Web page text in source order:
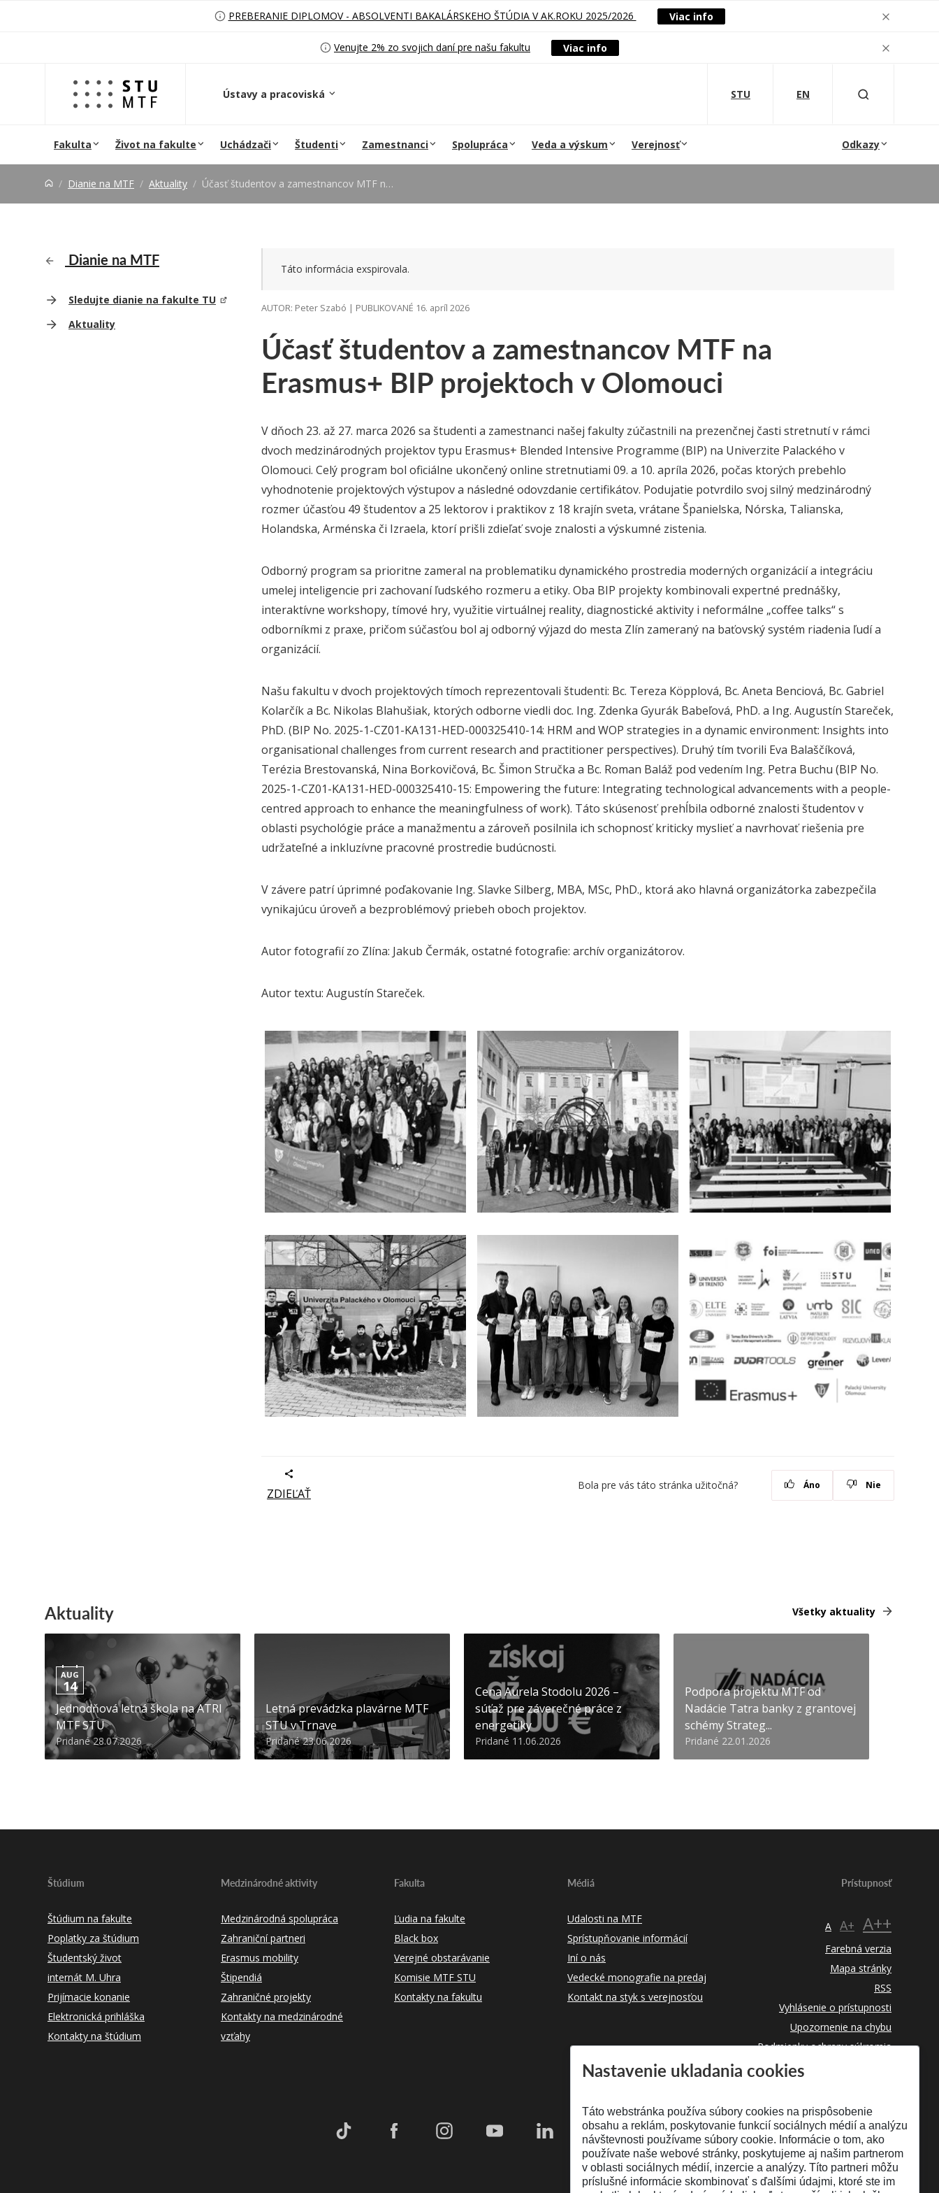
PREBERANIE DIPLOMOV - ABSOLVENTI BAKALÁRSKEHO ŠTÚDIA V AK.ROKU 2025/2026 Viac info
Venujte 2% zo svojich daní pre našu fakultu Viac info
Ústavy a pracoviská STU EN
Fakulta Život na fakulte Uchádzači Študenti Zamestnanci Spolupráca Veda a výskum Verejnosť Odkazy
Dianie na MTF Aktuality Účasť študentov a zamestnancov MTF na Erasmus+ BIP projektoch v Olomouci
Dianie na MTF
Sledujte dianie na fakulte TU
Aktuality
Účasť študentov a zamestnancov MTF na
Erasmus+ BIP projektoch v Olomouci
Táto informácia exspirovala.
AUTOR: Peter Szabó | PUBLIKOVANÉ 16. apríl 2026
V dňoch 23. až 27. marca 2026 sa študenti a zamestnanci našej fakulty zúčastnili na prezenčnej časti stretnutí v rámci
dvoch medzinárodných projektov typu Erasmus+ Blended Intensive Programme (BIP) na Univerzite Palackého v
Olomouci. Celý program bol oficiálne ukončený online stretnutiami 09. a 10. apríla 2026, počas ktorých prebehlo
vyhodnotenie projektových výstupov a následné odovzdanie certifikátov. Podujatie potvrdilo svoj silný medzinárodný
rozmer účasťou 49 študentov a 25 lektorov i praktikov z 18 krajín sveta, vrátane Španielska, Nórska, Talianska,
Holandska, Arménska či Izraela, ktorí prišli zdieľať svoje znalosti a výskumné zistenia.
Odborný program sa prioritne zameral na problematiku dynamického prostredia moderných organizácií a integráciu
umelej inteligencie pri zachovaní ľudského rozmeru a etiky. Oba BIP projekty kombinovali expertné prednášky,
interaktívne workshopy, tímové hry, využitie virtuálnej reality, diagnostické aktivity i neformálne „coffee talks“ s
odborníkmi z praxe, pričom súčasťou bol aj odborný výjazd do mesta Zlín zameraný na baťovský systém riadenia ľudí a
organizácií.
Našu fakultu v dvoch projektových tímoch reprezentovali študenti: Bc. Tereza Köpplová, Bc. Aneta Benciová, Bc. Gabriel
Kolarčík a Bc. Nikolas Blahušiak, ktorých odborne viedli doc. Ing. Zdenka Gyurák Babeľová, PhD. a Ing. Augustín Stareček,
PhD. (BIP No. 2025-1-CZ01-KA131-HED-000325410-14: HRM and WOP strategies in a dynamic environment: Insights into
organisational challenges from current research and practitioner perspectives). Druhý tím tvorili Eva Balaščíková,
Terézia Brestovanská, Nina Borkovičová, Bc. Šimon Stručka a Bc. Roman Baláž pod vedením Ing. Petra Buchu (BIP No.
2025-1-CZ01-KA131-HED-000325410-15: Empowering the future: Integrating technological advancements with a people-
centred approach to enhance the meaningfulness of work). Táto skúsenosť prehĺbila odborné znalosti študentov v
oblasti psychológie práce a manažmentu a zároveň posilnila ich schopnosť kriticky myslieť a navrhovať riešenia pre
udržateľné a inkluzívne pracovné prostredie budúcnosti.
V závere patrí úprimné poďakovanie Ing. Slavke Silberg, MBA, MSc, PhD., ktorá ako hlavná organizátorka zabezpečila
vynikajúcu úroveň a bezproblémový priebeh oboch projektov.
Autor fotografií zo Zlína: Jakub Čermák, ostatné fotografie: archív organizátorov.
Autor textu: Augustín Stareček.
ZDIEĽAŤ
Bola pre vás táto stránka užitočná? Áno Nie
Aktuality Všetky aktuality
AUG
14
Jednodňová letná škola na ATRI
MTF STU
Pridané 28.07.2026
Letná prevádzka plavárne MTF
STU v Trnave
Pridané 23.06.2026
Cena Aurela Stodolu 2026 –
súťaž pre záverečné práce z
energetiky
Pridané 11.06.2026
Podpora projektu MTF od
Nadácie Tatra banky z grantovej
schémy Strateg...
Pridané 22.01.2026
Štúdium
Štúdium na fakulte
Poplatky za štúdium
Študentský život
internát M. Uhra
Prijímacie konanie
Elektronická prihláška
Kontakty na štúdium
Medzinárodné aktivity
Medzinárodná spolupráca
Zahraniční partneri
Erasmus mobility
Štipendiá
Zahraničné projekty
Kontakty na medzinárodné
vzťahy
Fakulta
Ľudia na fakulte
Black box
Verejné obstarávanie
Komisie MTF STU
Kontakty na fakultu
Médiá
Udalosti na MTF
Sprístupňovanie informácií
Iní o nás
Vedecké monografie na predaj
Kontakt na styk s verejnosťou
Prístupnosť
A A+ A++
Farebná verzia
Mapa stránky
RSS
Vyhlásenie o prístupnosti
Upozornenie na chybu
Podmienky ochrany súkromia
Nastavenie ukladania cookies
Táto webstránka používa súbory cookies na prispôsobenie
obsahu a reklám, poskytovanie funkcií sociálnych médií a analýzu
návštevnosti používame súbory cookie. Informácie o tom, ako
používate naše webové stránky, poskytujeme aj našim partnerom
v oblasti sociálnych médií, inzercie a analýzy. Títo partneri môžu
príslušné informácie skombinovať s ďalšími údajmi, ktoré ste im